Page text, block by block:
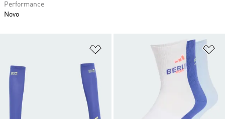
Adicionar à Lista de Desejos
Performance
Novo